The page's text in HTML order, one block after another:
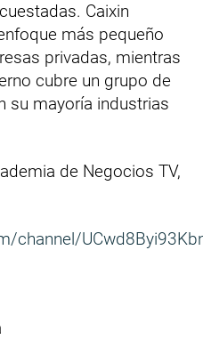
Caixin
más pequeño
privadas, mientras
cubre un grupo de
su mayoría industrias
de Negocios TV,
channel/